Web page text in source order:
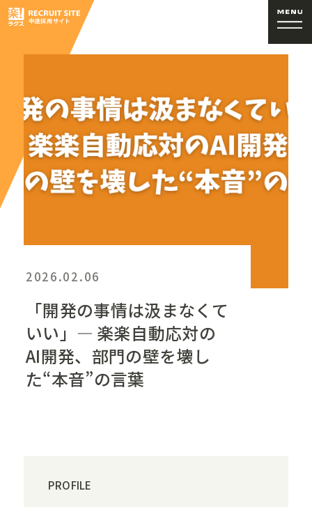
2026.02.06
「開発の事情は汲まなくて
いい」— 楽楽自動応対の
AI開発、部門の壁を壊し
た“本音”の言葉
PROFILE